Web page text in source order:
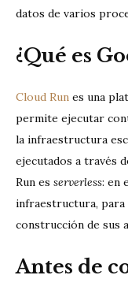
datos de varios
¿Qué es
Cloud Run es una
permite ejecutar
la infraestructura
ejecutados a través
Run es serverless: en
infraestructura, para
construcción de sus
Antes de